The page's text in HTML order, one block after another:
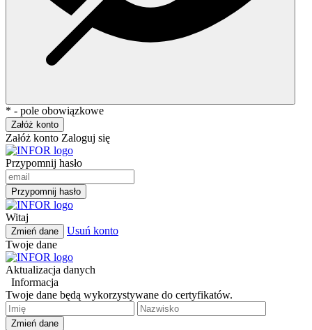
* - pole obowiązkowe
Załóż konto
Załóż konto Zaloguj się
Przypomnij hasło
Przypomnij hasło
Witaj
Zmień dane
Usuń konto
Twoje dane
Aktualizacja danych
Informacja
Twoje dane będą wykorzystywane do certyfikatów.
Zmień dane